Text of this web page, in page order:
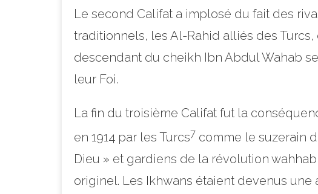
Le second Califat a implosé du fait des
traditionnels, les Al-Rahid alliés des
descendant du cheikh Ibn Abdul Wahab
leur Foi.
La fin du troisième Califat fut la
en 1914 par les Turcs7 comme le suzerain
Dieu » et gardiens de la révolution
originel. Les Ikhwans étaient devenus